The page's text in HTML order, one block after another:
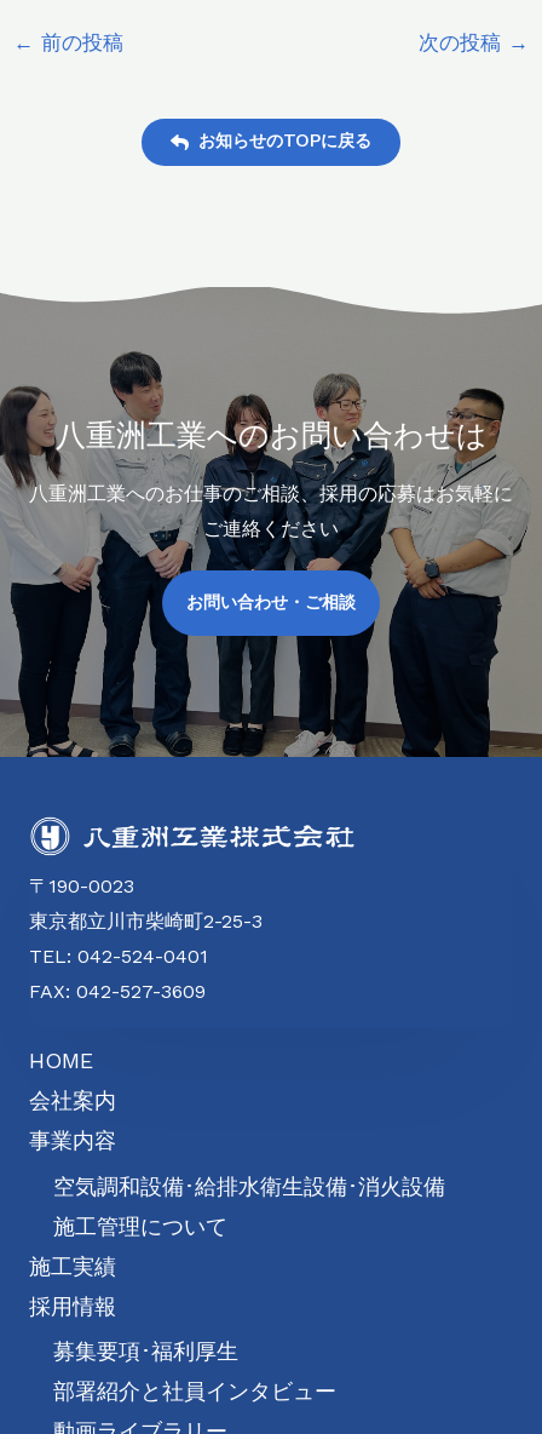
← 前の投稿 次の投稿 →
お知らせのTOPに戻る
八重洲工業へのお問い合わせは
八重洲工業へのお仕事のご相談、採用の応募はお気軽に
ご連絡ください
お問い合わせ・ご相談
〒190-0023
東京都立川市柴崎町2-25-3
TEL: 042-524-0401
FAX: 042-527-3609
HOME
会社案内
事業内容
空気調和設備･給排水衛生設備･消火設備
施工管理について
施工実績
採用情報
募集要項･福利厚生
部署紹介と社員インタビュー